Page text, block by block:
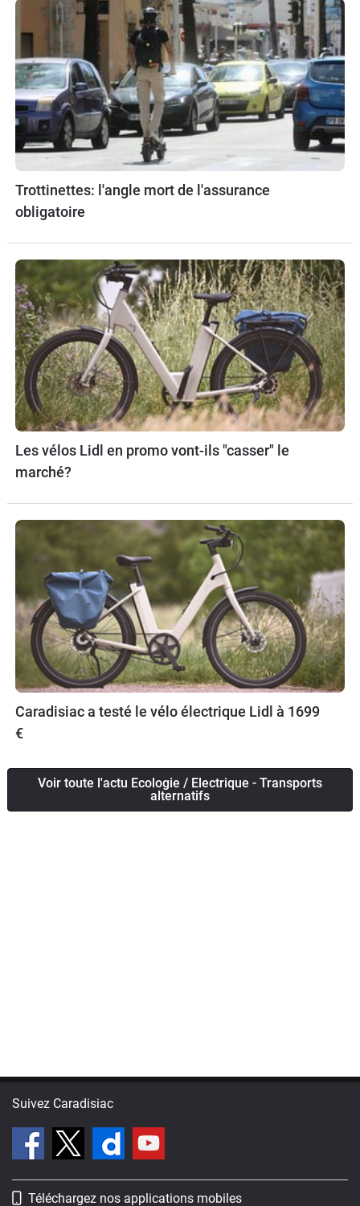
Trottinettes: l'angle mort de l'assurance
obligatoire
Les vélos Lidl en promo vont-ils "casser" le
marché?
Caradisiac a testé le vélo électrique Lidl à 1699
€
Voir toute l'actu Ecologie / Electrique - Transports
alternatifs
Suivez Caradisiac
Téléchargez nos applications mobiles